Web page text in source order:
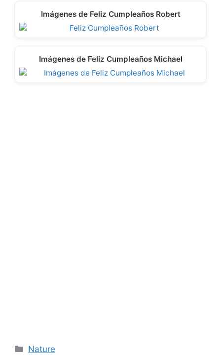
Imágenes de Feliz Cumpleaños Robert
Imágenes de Feliz Cumpleaños Michael
Categories
Nature